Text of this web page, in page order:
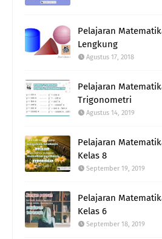
Pelajaran
Lengkung
Agustus 17, 2018
Pelajaran
Trigonometri
Agustus 14, 2019
Pelajaran
Kelas 8
September 19, 2019
Pelajaran
Kelas 6
September 18, 2019